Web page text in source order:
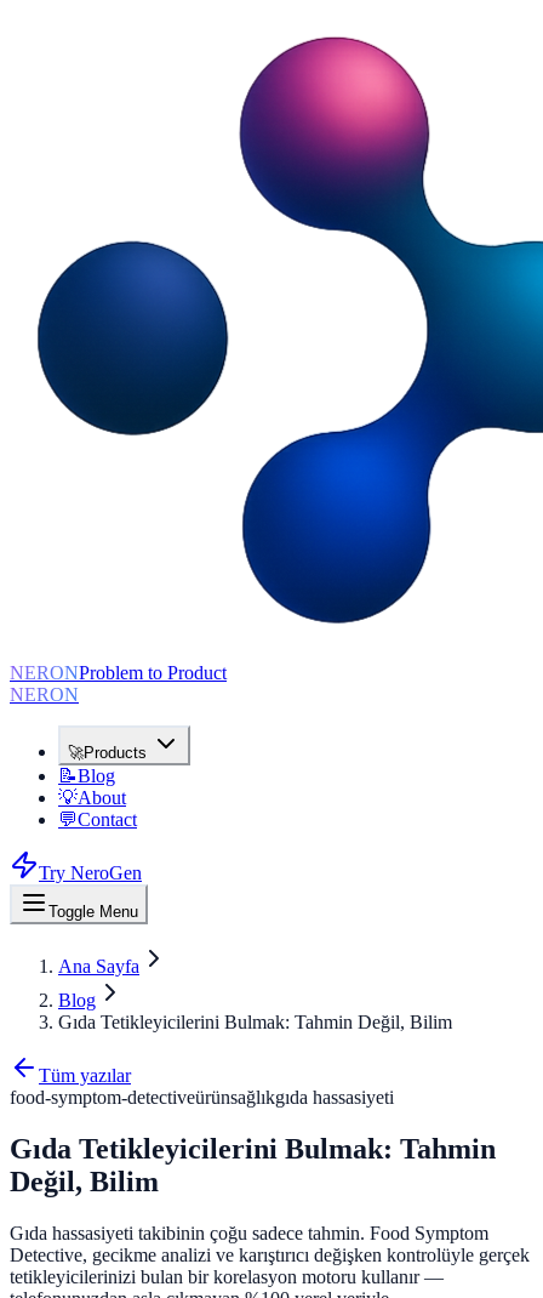
NERONProblem to Product
NERON
🚀Products
📝Blog
💡About
💬Contact
Try NeroGen
Toggle Menu
Ana Sayfa
Blog
Gıda Tetikleyicilerini Bulmak: Tahmin Değil, Bilim
Tüm yazılar
food-symptom-detectiveürünsağlıkgıda hassasiyeti
Gıda Tetikleyicilerini Bulmak: Tahmin
Değil, Bilim
Gıda hassasiyeti takibinin çoğu sadece tahmin. Food Symptom
Detective, gecikme analizi ve karıştırıcı değişken kontrolüyle gerçek
tetikleyicilerinizi bulan bir korelasyon motoru kullanır —